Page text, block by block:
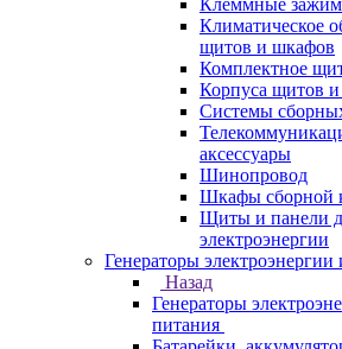
Клеммные
Климатическое
щитов и шкафов
Комплектное
Корпуса щитов
Системы
аксессуары
Шинопровод
Шкафы сборной
Щиты и панели
электроэнергии
Генераторы
Назад
Генераторы
питания